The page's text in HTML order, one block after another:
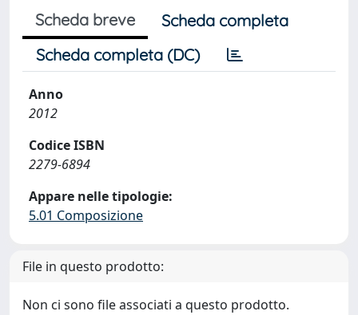
Scheda breve
Scheda completa
Scheda completa (DC)
Anno
2012
Codice ISBN
2279-6894
Appare nelle tipologie:
5.01 Composizione
File in questo prodotto:
Non ci sono file associati a questo prodotto.